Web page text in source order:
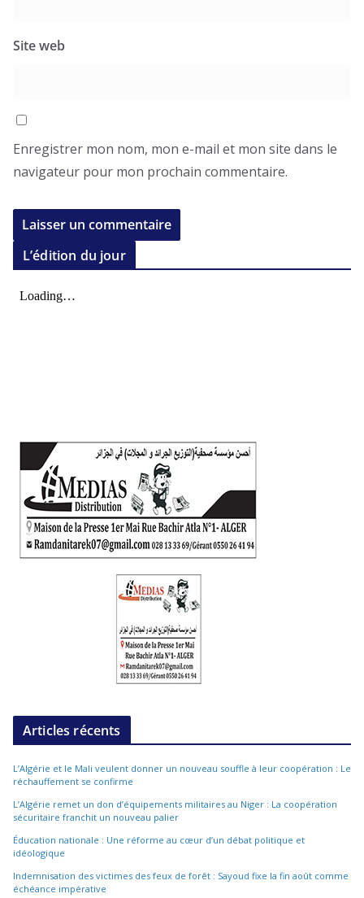
Site web
Enregistrer mon nom, mon e-mail et mon site dans le
navigateur pour mon prochain commentaire.
L’édition du jour
Articles récents
L’Algérie et le Mali veulent donner un nouveau souffle à leur coopération : Le
réchauffement se confirme
L’Algérie remet un don d’équipements militaires au Niger : La coopération
sécuritaire franchit un nouveau palier
Éducation nationale : Une réforme au cœur d’un débat politique et
idéologique
Indemnisation des victimes des feux de forêt : Sayoud fixe la fin août comme
échéance impérative